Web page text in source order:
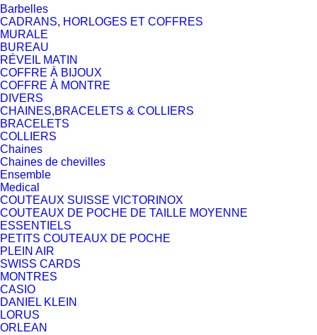
Barbelles
CADRANS, HORLOGES ET COFFRES
MURALE
BUREAU
RÉVEIL MATIN
COFFRE À BIJOUX
COFFRE À MONTRE
DIVERS
CHAINES,BRACELETS & COLLIERS
BRACELETS
COLLIERS
Chaines
Chaines de chevilles
Ensemble
Medical
COUTEAUX SUISSE VICTORINOX
COUTEAUX DE POCHE DE TAILLE MOYENNE
ESSENTIELS
PETITS COUTEAUX DE POCHE
PLEIN AIR
SWISS CARDS
MONTRES
CASIO
DANIEL KLEIN
LORUS
ORLEAN